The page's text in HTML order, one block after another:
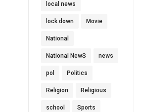
local news
lock down Movie
National
National NewS news
pol Politics
Religion Religious
school Sports